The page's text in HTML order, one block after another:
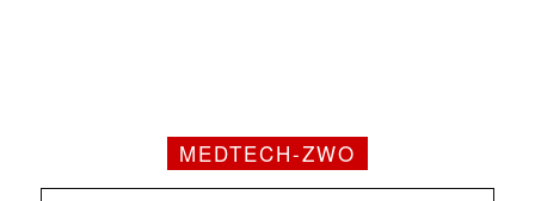
MEDTECH-ZWO